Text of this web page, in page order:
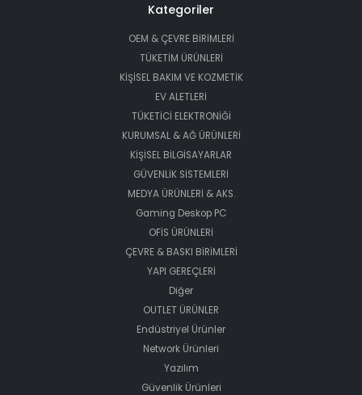
Kategoriler
OEM & ÇEVRE BİRİMLERİ
TÜKETİM ÜRÜNLERİ
KİŞİSEL BAKIM VE KOZMETİK
EV ALETLERİ
TÜKETİCİ ELEKTRONİĞİ
KURUMSAL & AĞ ÜRÜNLERİ
KİŞİSEL BİLGİSAYARLAR
GÜVENLİK SİSTEMLERİ
MEDYA ÜRÜNLERİ & AKS.
Gaming Deskop PC
OFİS ÜRÜNLERİ
ÇEVRE & BASKI BİRİMLERİ
YAPI GEREÇLERİ
Diğer
OUTLET ÜRÜNLER
Endüstriyel Ürünler
Network Ürünleri
Yazılım
Güvenlik Ürünleri